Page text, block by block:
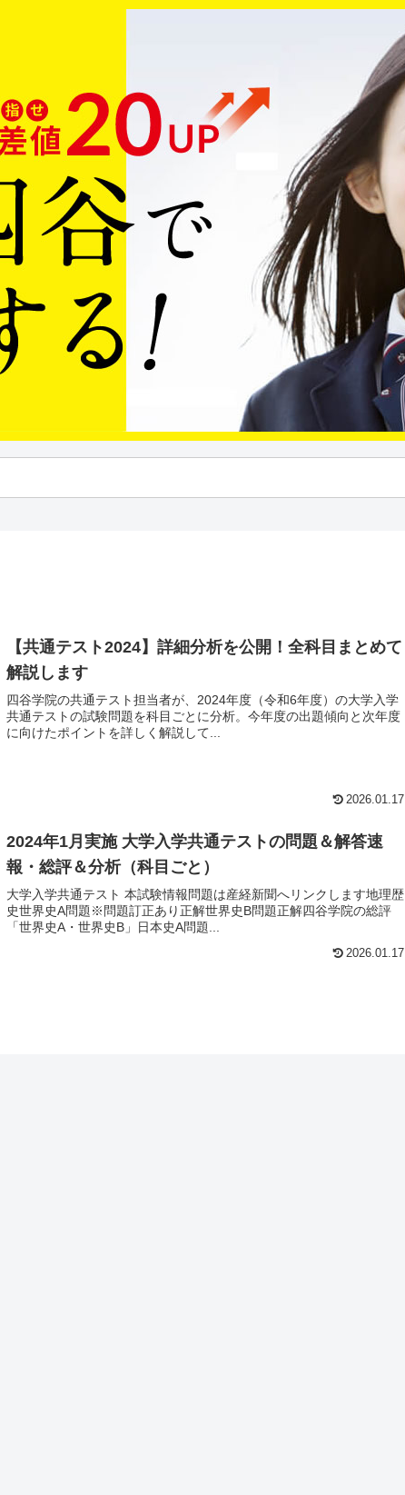
【共通テスト2024】詳細分析を公開！全科目まとめて
解説します
四谷学院の共通テスト担当者が、2024年度（令和6年度）の大学入学
共通テストの試験問題を科目ごとに分析。今年度の出題傾向と次年度
に向けたポイントを詳しく解説して...
2026.01.17
2024年1月実施 大学入学共通テストの問題＆解答速
報・総評＆分析（科目ごと）
大学入学共通テスト 本試験情報問題は産経新聞へリンクします地理歴
史世界史A問題※問題訂正あり正解世界史B問題正解四谷学院の総評
「世界史A・世界史B」日本史A問題...
2026.01.17